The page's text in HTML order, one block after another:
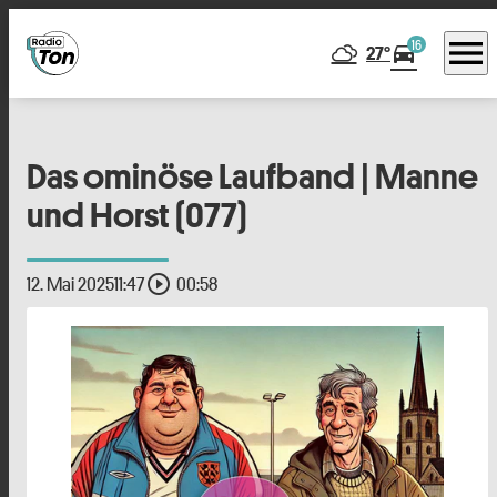
27°directions_car16 menu
Das ominöse Laufband | Manne
und Horst (077)
12. Mai 202511:47play_circle_outline 00:58